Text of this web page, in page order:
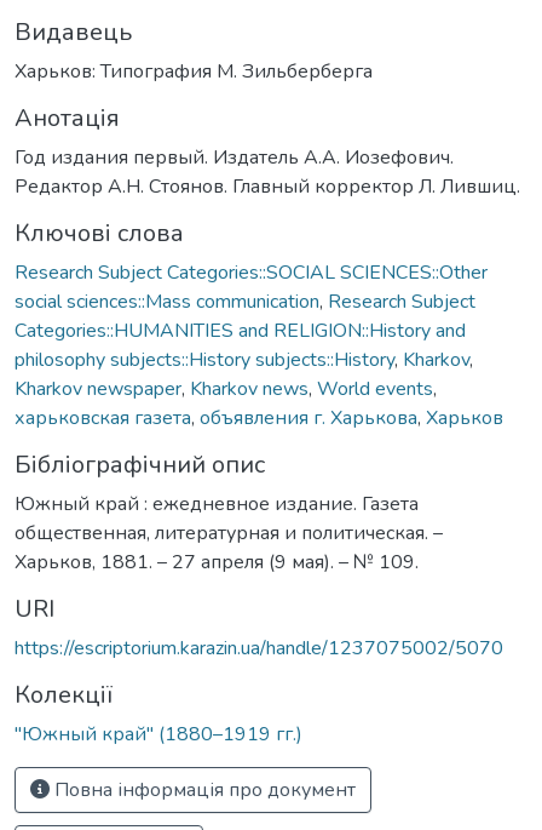
Видавець
Харьков: Типография М. Зильберберга
Анотація
Год издания первый. Издатель А.А. Иозефович.
Редактор А.Н. Стоянов. Главный корректор Л. Лившиц.
Ключові слова
Research Subject Categories::SOCIAL SCIENCES::Other
social sciences::Mass communication, Research Subject
Categories::HUMANITIES and RELIGION::History and
philosophy subjects::History subjects::History, Kharkov,
Kharkov newspaper, Kharkov news, World events,
харьковская газета, объявления г. Харькова, Харьков
Бібліографічний опис
Южный край : ежедневное издание. Газета
общественная, литературная и политическая. –
Харьков, 1881. – 27 апреля (9 мая). – № 109.
URI
https://escriptorium.karazin.ua/handle/1237075002/5070
Колекції
"Южный край" (1880–1919 гг.)
Повна інформація про документ